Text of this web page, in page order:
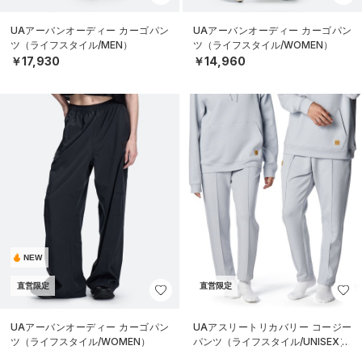
UAアーバンオーディー カーゴパン
ツ（ライフスタイル/MEN）
￥17,930
UAアーバンオーディー カーゴパン
ツ（ライフスタイル/WOMEN）
￥14,960
NEW
直営限定
UAアーバンオーディー カーゴパン
ツ（ライフスタイル/WOMEN）
直営限定
UAアスリートリカバリー コージー
パンツ（ライフスタイル/UNISEX）